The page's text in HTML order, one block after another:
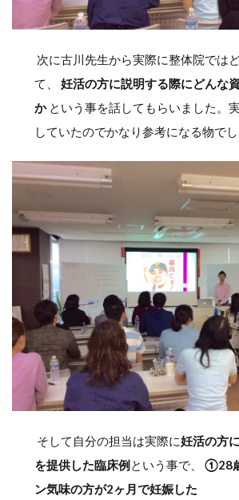
次に古川先生から実際に整体院では
て、 妊活の方に説明する際にどんな
かという事を話してもらいました。
していたのでかなり参考になる物でし
そして自分の担当は実際に妊活の方
を提供した臨床例 という事で、 ①28
ン気味の方が2ヶ月で妊娠した